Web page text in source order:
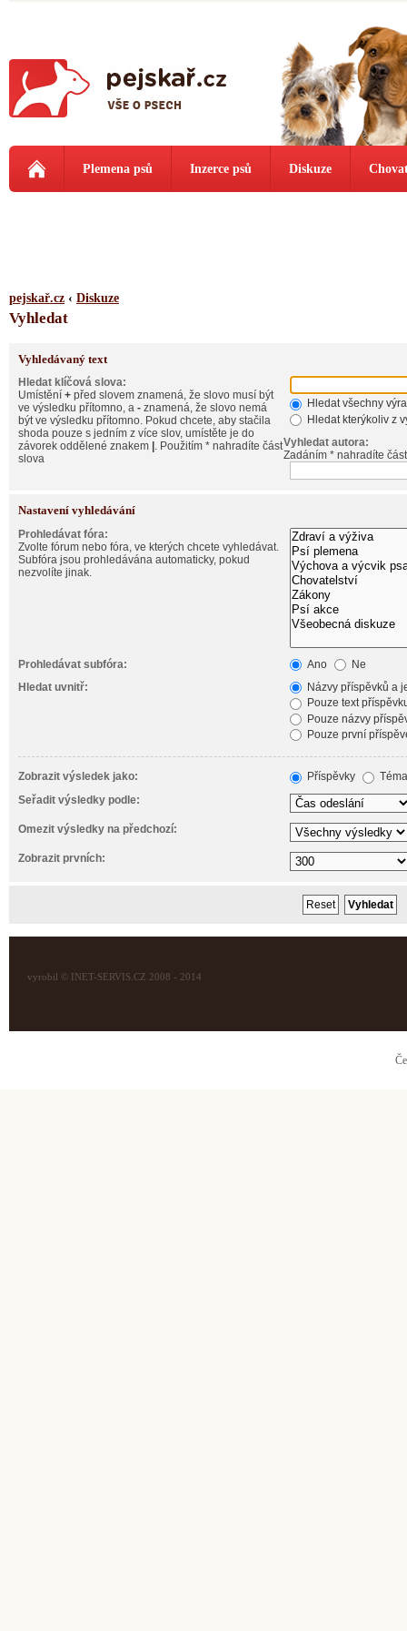
Plemena psů Inzerce psů Diskuze
pejskař.cz ‹ Diskuze
Vyhledat
Vyhledávaný text
Hledat klíčová slova:
Umístění + před slovem znamená, že slovo musí být
ve výsledku přítomno, a - znamená, že slovo nemá
být ve výsledku přítomno. Pokud chcete, aby stačila
shoda pouze s jedním z více slov, umístěte je do
závorek oddělené znakem . Použitím * nahradíte část
slova
Hledat všechny
Hledat kterýkoliv z
Vyhledat autora:
Zadáním * nahradíte
Nastavení vyhledávání
Prohledávat fóra:
Zvolte fórum nebo fóra, ve kterých chcete vyhledávat.
Subfóra jsou prohledávána automaticky, pokud
nezvolíte jinak.
Prohledávat subfóra: Ano
Ne
Hledat uvnitř:
Názvy příspěvků a
Pouze text
Pouze názvy
Pouze první
Zobrazit výsledek jako: Příspěvky
Seřadit výsledky podle:
Omezit výsledky na předchozí:
Zobrazit prvních:
vyrobil © INET-SERVIS.CZ 2008 - 2014